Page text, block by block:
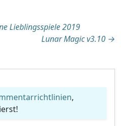
Lieblingsspiele 2019
Lunar Magic v3.10 →
,